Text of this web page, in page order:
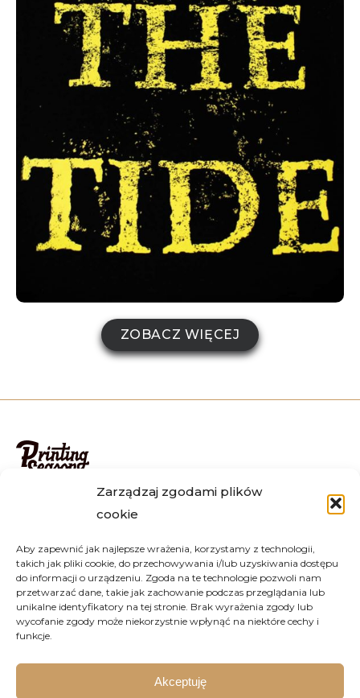
Zarządzaj zgodami plików
cookie
Aby zapewnić jak najlepsze wrażenia, korzystamy z technologii,
takich jak pliki cookie, do przechowywania i/lub uzyskiwania dostępu
do informacji o urządzeniu. Zgoda na te technologie pozwoli nam
przetwarzać dane, takie jak zachowanie podczas przeglądania lub
unikalne identyfikatory na tej stronie. Brak wyrażenia zgody lub
wycofanie zgody może niekorzystnie wpłynąć na niektóre cechy i
funkcje.
Akceptuję
ZOBACZ WIĘCEJ
Warszawie, Krakowie, Wrocławiu, Katowicach, Lublinie,
osobistego złożenia zamówienia u nas w Jakubowie.
Jeżeli masz jakiekolwiek pytania, skontaktuj się z nami
mailowo lub telefonicznie – z chęcią odpowiemy na
każde Twoje pytanie.
+48 669 539 089
info@printing-season.pl